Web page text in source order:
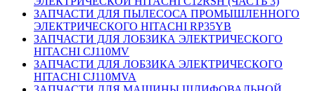
ЗАПЧАСТИ ДЛЯ ПЫЛЕСОСА ПРОМЫШЛЕННОГО
ЭЛЕКТРИЧЕСКОГО HITACHI RP35YB
ЗАПЧАСТИ ДЛЯ ЛОБЗИКА ЭЛЕКТРИЧЕСКОГО
HITACHI CJ110MV
ЗАПЧАСТИ ДЛЯ ЛОБЗИКА ЭЛЕКТРИЧЕСКОГО
HITACHI CJ110MVA